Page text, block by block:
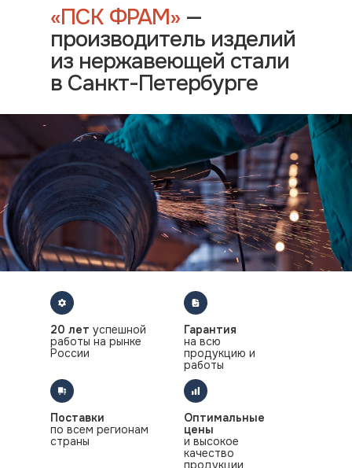
«ПСК ФРАМ» —
производитель изделий
из нержавеющей стали
в Санкт-Петербурге
20 лет успешной
работы на рынке
России
Гарантия
на всю
продукцию и
работы
Оптимальные
цены
и высокое
качество
продукции
Поставки
по всем регионам
страны